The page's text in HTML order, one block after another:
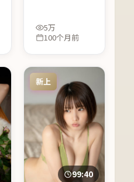
5万
100个月前
新上
99:40